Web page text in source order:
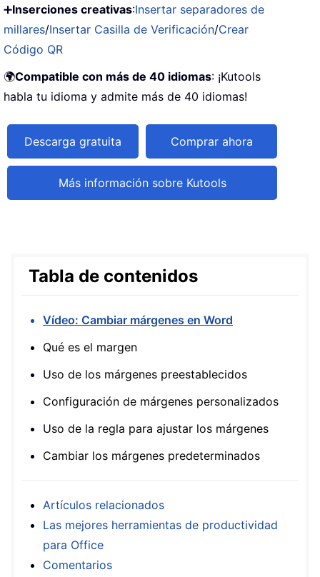
➕Inserciones creativas:Insertar separadores de
millares/Insertar Casilla de Verificación/Crear
Código QR
🌍Compatible con más de 40 idiomas: ¡Kutools
habla tu idioma y admite más de 40 idiomas!
Descarga gratuita Comprar ahora
Más información sobre Kutools
Tabla de contenidos
Vídeo: Cambiar márgenes en Word
Qué es el margen
Uso de los márgenes preestablecidos
Configuración de márgenes personalizados
Uso de la regla para ajustar los márgenes
Cambiar los márgenes predeterminados
Artículos relacionados
Las mejores herramientas de productividad
para Office
Comentarios